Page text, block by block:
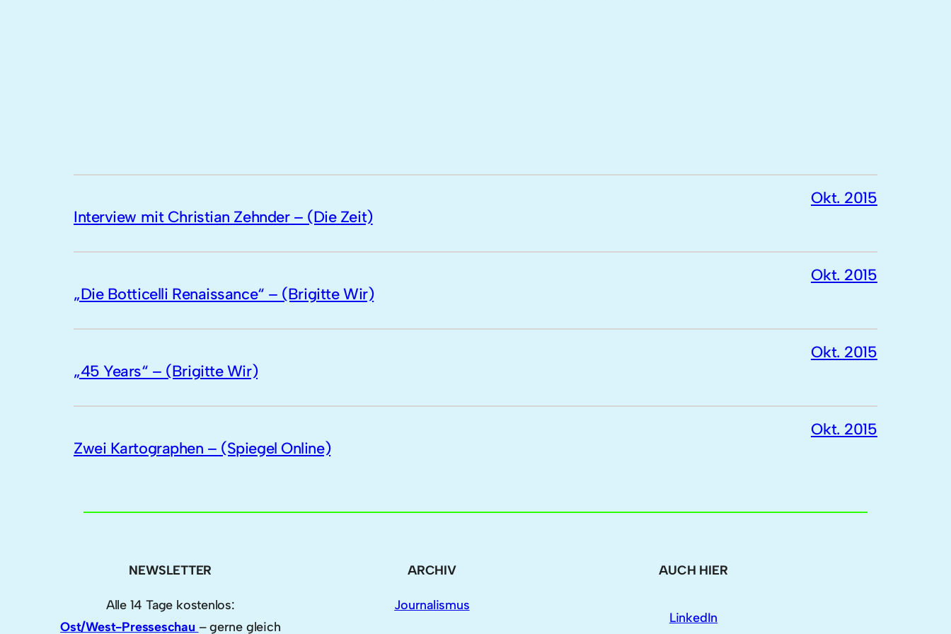
Interview mit Christian Zehnder – (Die Zeit)
Okt. 2015
„Die Botticelli Renaissance“ – (Brigitte Wir)
Okt. 2015
„45 Years“ – (Brigitte Wir)
Okt. 2015
Zwei Kartographen – (Spiegel Online)
Okt. 2015
NEWSLETTER
Alle 14 Tage kostenlos:
Ost/West-Presseschau – gerne gleich
ARCHIV
Journalismus
AUCH HIER
LinkedIn